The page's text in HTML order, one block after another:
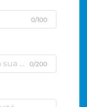
0/100
0/200